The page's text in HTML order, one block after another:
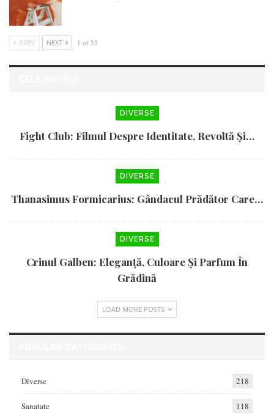
PREV NEXT 1 of 55
DIVERSE
Fight Club: Filmul Despre Identitate, Revoltă Și…
DIVERSE
Thanasimus Formicarius: Gândacul Prădător Care…
DIVERSE
Crinul Galben: Eleganță, Culoare Și Parfum În
Grădină
LOAD MORE POSTS
Diverse 218
Sanatate 118